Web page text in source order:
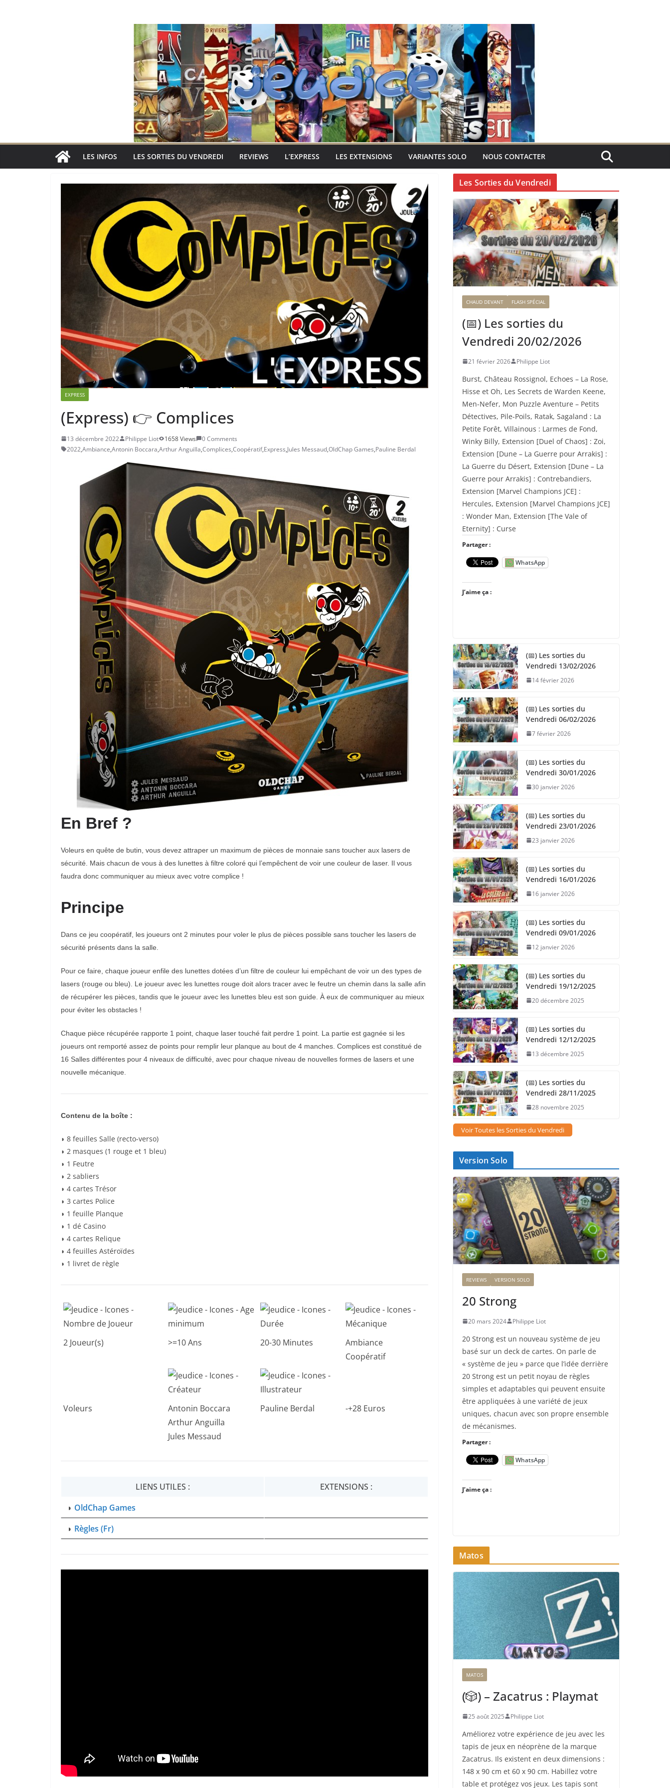
LES INFOS LES SORTIES DU VENDREDI REVIEWS L’EXPRESS LES EXTENSIONS VARIANTES SOLO NOUS CONTACTER
EXPRESS
(Express) 👉 Complices
13 décembre 2022 Philippe Liot 1658 Views
0 Comments
2022,Ambiance,Antonin Boccara,Arthur Anguilla,Complices,Coopératif,Express,Jules Messaud,OldChap Games,Pauline Berdal
En Bref ?
Voleurs en quête de butin, vous devez attraper un maximum de pièces de monnaie sans toucher aux lasers de
sécurité. Mais chacun de vous à des lunettes à filtre coloré qui l’empêchent de voir une couleur de laser. Il vous
faudra donc communiquer au mieux avec votre complice !
Principe
Dans ce jeu coopératif, les joueurs ont 2 minutes pour voler le plus de pièces possible sans toucher les lasers de
sécurité présents dans la salle.
Pour ce faire, chaque joueur enfile des lunettes dotées d’un filtre de couleur lui empêchant de voir un des types de
lasers (rouge ou bleu). Le joueur avec les lunettes rouge doit alors tracer avec le feutre un chemin dans la salle afin
de récupérer les pièces, tandis que le joueur avec les lunettes bleu est son guide. À eux de communiquer au mieux
pour éviter les obstacles !
Chaque pièce récupérée rapporte 1 point, chaque laser touché fait perdre 1 point. La partie est gagnée si les
joueurs ont remporté assez de points pour remplir leur planque au bout de 4 manches. Complices est constitué de
16 Salles différentes pour 4 niveaux de difficulté, avec pour chaque niveau de nouvelles formes de lasers et une
nouvelle mécanique.
Contenu de la boîte :
◗ 8 feuilles Salle (recto-verso)
◗ 2 masques (1 rouge et 1 bleu)
◗ 1 Feutre
◗ 2 sabliers
◗ 4 cartes Trésor
◗ 3 cartes Police
◗ 1 feuille Planque
◗ 1 dé Casino
◗ 4 cartes Relique
◗ 4 feuilles Astéroïdes
◗ 1 livret de règle
2 Joueur(s) >=10 Ans 20-30 Minutes
Ambiance
Coopératif
Voleurs
Antonin Boccara
Arthur Anguilla
Jules Messaud
Pauline Berdal -+28 Euros
LIENS UTILES :
EXTENSIONS :
◗ OldChap Games
◗ Règles (Fr)
Les Sorties du Vendredi
CHAUD DEVANT FLASH SPÉCIAL
(📅) Les sorties du
Vendredi 20/02/2026
21 février 2026 Philippe Liot
Burst, Château Rossignol, Echoes – La Rose,
Hisse et Oh, Les Secrets de Warden Keene,
Men-Nefer, Mon Puzzle Aventure – Petits
Détectives, Pile-Poils, Ratak, Sagaland : La
Petite Forêt, Villainous : Larmes de Fond,
Winky Billy, Extension [Duel of Chaos] : Zoi,
Extension [Dune – La Guerre pour Arrakis] :
La Guerre du Désert, Extension [Dune – La
Guerre pour Arrakis] : Contrebandiers,
Extension [Marvel Champions JCE] :
Hercules, Extension [Marvel Champions JCE]
: Wonder Man, Extension [The Vale of
Eternity] : Curse
Partager :
WhatsApp
J’aime ça :
(📅) Les sorties du
Vendredi 13/02/2026
14 février 2026
(📅) Les sorties du
Vendredi 06/02/2026
7 février 2026
(📅) Les sorties du
Vendredi 30/01/2026
30 janvier 2026
(📅) Les sorties du
Vendredi 23/01/2026
23 janvier 2026
(📅) Les sorties du
Vendredi 16/01/2026
16 janvier 2026
(📅) Les sorties du
Vendredi 09/01/2026
12 janvier 2026
(📅) Les sorties du
Vendredi 19/12/2025
20 décembre 2025
(📅) Les sorties du
Vendredi 12/12/2025
13 décembre 2025
(📅) Les sorties du
Vendredi 28/11/2025
28 novembre 2025
Voir Toutes les Sorties du Vendredi
Version Solo
REVIEWS VERSION SOLO
20 Strong
20 mars 2024 Philippe Liot
20 Strong est un nouveau système de jeu
basé sur un deck de cartes. On parle de
« système de jeu » parce que l’idée derrière
20 Strong est un petit noyau de règles
simples et adaptables qui peuvent ensuite
être appliquées à une variété de jeux
uniques, chacun avec son propre ensemble
de mécanismes.
Partager :
WhatsApp
J’aime ça :
Matos
MATOS
(🎲) – Zacatrus : Playmat
25 août 2025 Philippe Liot
Améliorez votre expérience de jeu avec les
tapis de jeux en néoprène de la marque
Zacatrus. Ils existent en deux dimensions :
148 x 90 cm et 60 x 90 cm. Habillez votre
table et protégez vos jeux. Les tapis sont